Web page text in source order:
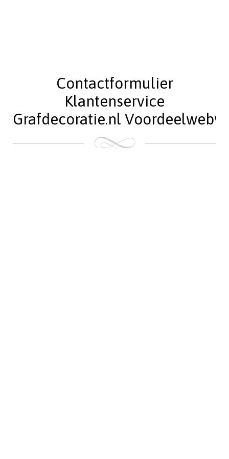
Contactformulier
Klantenservice
Grafdecoratie.nl